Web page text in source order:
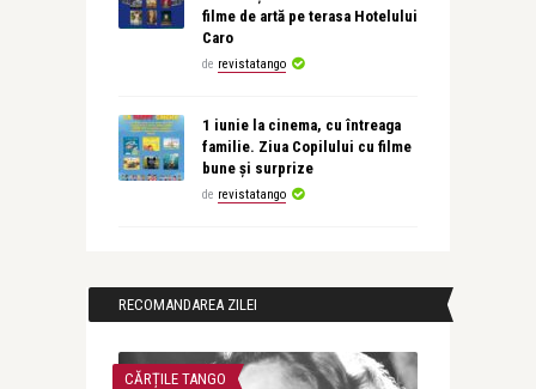
filme de artă pe terasa Hotelului
Caro
de revistatango
1 iunie la cinema, cu întreaga
familie. Ziua Copilului cu filme
bune și surprize
de revistatango
RECOMANDAREA ZILEI
CĂRȚILE TANGO